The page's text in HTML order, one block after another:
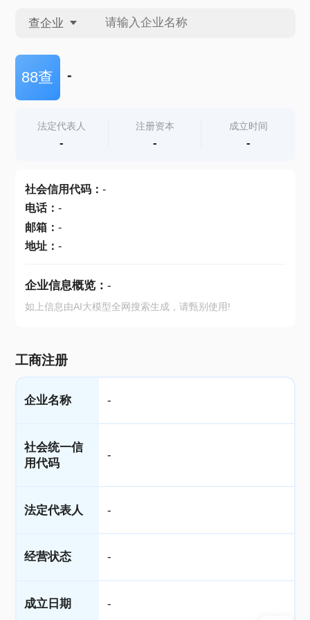
查企业
查企业
查产地
88查 -
法定代表人
-
注册资本
-
成立时间
-
社会信用代码： -
电话： -
邮箱： -
地址： -
企业信息概览： -
如上信息由AI大模型全网搜索生成，请甄别使用!
工商注册
企业名称 -
社会统一信
用代码
-
法定代表人 -
经营状态 -
成立日期 -